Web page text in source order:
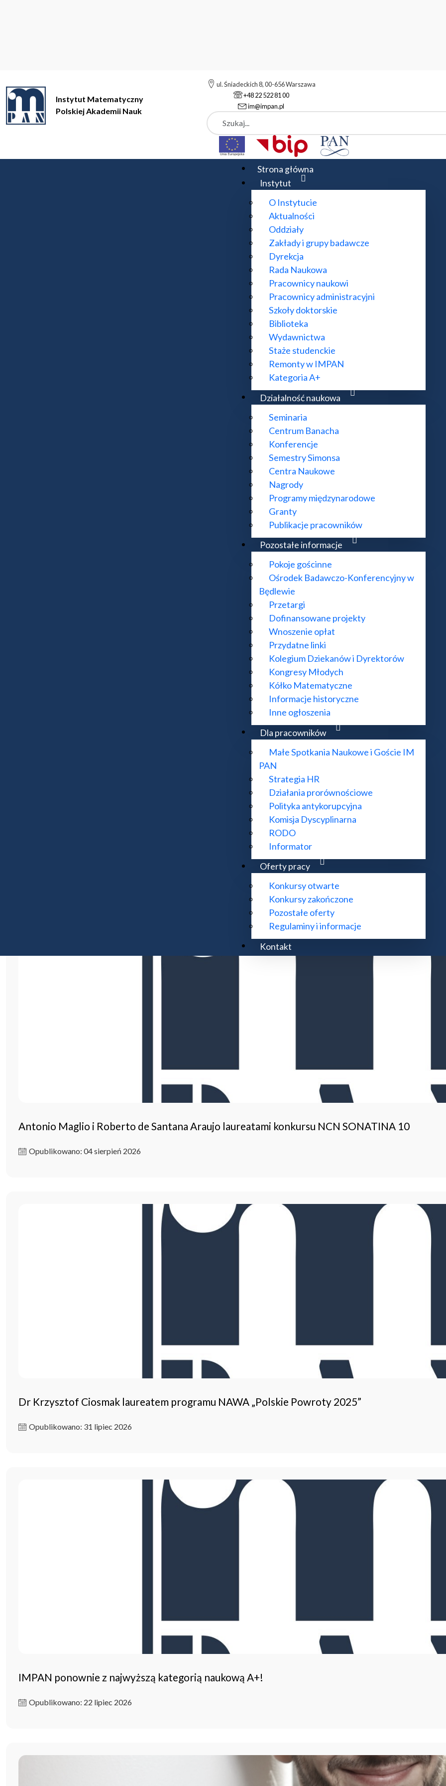
Instytut Matematyczny
Polskiej Akademii Nauk
ul. Śniadeckich 8, 00-656 Warszawa
+48 22 522 81 00
im@impan.pl
Szukaj
Strona główna
Instytut
O Instytucie
Aktualności
Oddziały
Zakłady i grupy badawcze
Dyrekcja
Rada Naukowa
Pracownicy naukowi
Pracownicy administracyjni
Szkoły doktorskie
Biblioteka
Wydawnictwa
Staże studenckie
Remonty w IMPAN
Kategoria A+
Działalność naukowa
Seminaria
Centrum Banacha
Konferencje
Semestry Simonsa
Centra Naukowe
Nagrody
Programy międzynarodowe
Granty
Publikacje pracowników
Pozostałe informacje
Pokoje gościnne
Ośrodek Badawczo-Konferencyjny w
Będlewie
Przetargi
Dofinansowane projekty
Wnoszenie opłat
Przydatne linki
Kolegium Dziekanów i Dyrektorów
Kongresy Młodych
Kółko Matematyczne
Informacje historyczne
Inne ogłoszenia
Dla pracowników
Małe Spotkania Naukowe i Goście IM
PAN
Strategia HR
Działania prorównościowe
Polityka antykorupcyjna
Komisja Dyscyplinarna
RODO
Informator
Oferty pracy
Konkursy otwarte
Konkursy zakończone
Pozostałe oferty
Regulaminy i informacje
Kontakt
Instytut Matematyczny
Centrum Banacha wraz z Ośrodkiem Badawczo-Konferencyjnym w Będlewie wpisane na
Sześciu nowych doktorantów dołącza do zespołu IM PAN
Antonio Maglio i Roberto de Santana Araujo laureatami konkursu NCN SONATINA 10
Opublikowano: 04 sierpień 2026
Dr Krzysztof Ciosmak laureatem programu NAWA „Polskie Powroty 2025”
Opublikowano: 31 lipiec 2026
IMPAN ponownie z najwyższą kategorią naukową A+!
Opublikowano: 22 lipiec 2026